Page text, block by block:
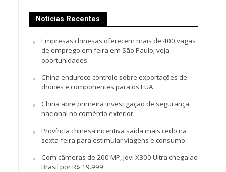
Notícias Recentes
Empresas chinesas oferecem mais de 400 vagas
de emprego em feira em São Paulo; veja
oportunidades
China endurece controle sobre exportações de
drones e componentes para os EUA
China abre primeira investigação de segurança
nacional no comércio exterior
Província chinesa incentiva saída mais cedo na
sexta-feira para estimular viagens e consumo
Com câmeras de 200 MP, Jovi X300 Ultra chega ao
Brasil por R$ 19.999